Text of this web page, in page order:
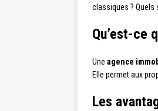
classiques ? Quels
Qu’est-ce
Une agence
Elle permet aux
Les